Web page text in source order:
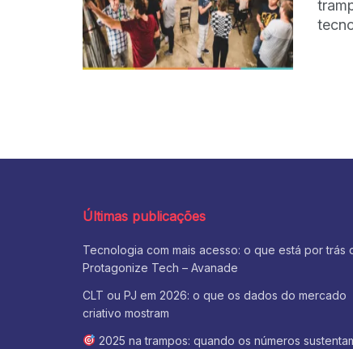
Últimas publicações
Tecnologia com mais acesso: o que está por trás
Protagonize Tech – Avanade
CLT ou PJ em 2026: o que os dados do mercado
criativo mostram
2025 na trampos: quando os números